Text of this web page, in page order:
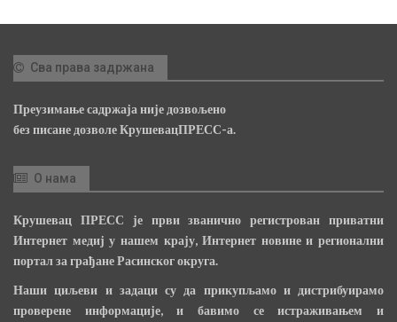
Сва права задржана
Преузимање садржаја није дозвољено
без писане дозволе КрушевацПРЕСС-а.
О нама
Крушевац ПРЕСС је први званично регистрован приватни
Интернет медиј у нашем крају, Интернет новине и регионални
портал за грађане Расинског округа.
Наши циљеви и задаци су да прикупљамо и дистрибуирамо
проверене информације, и бавимо се истраживањем и